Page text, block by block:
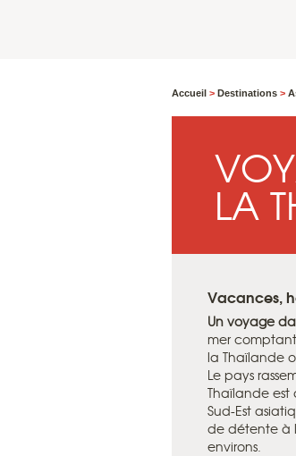
Accueil > Destinations >
LA
Vacances,
Un voyage
mer comptant
la Thaïlande
Le pays
Thaïlande est
Sud-Est
de détente à
environs.